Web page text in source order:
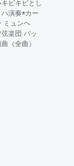
ビキビとし
演奏◉カー
ミュンヘ
楽団 バッ
（全曲）